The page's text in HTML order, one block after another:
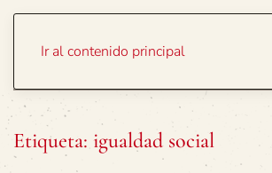
Ir al contenido principal
Etiqueta: igualdad social